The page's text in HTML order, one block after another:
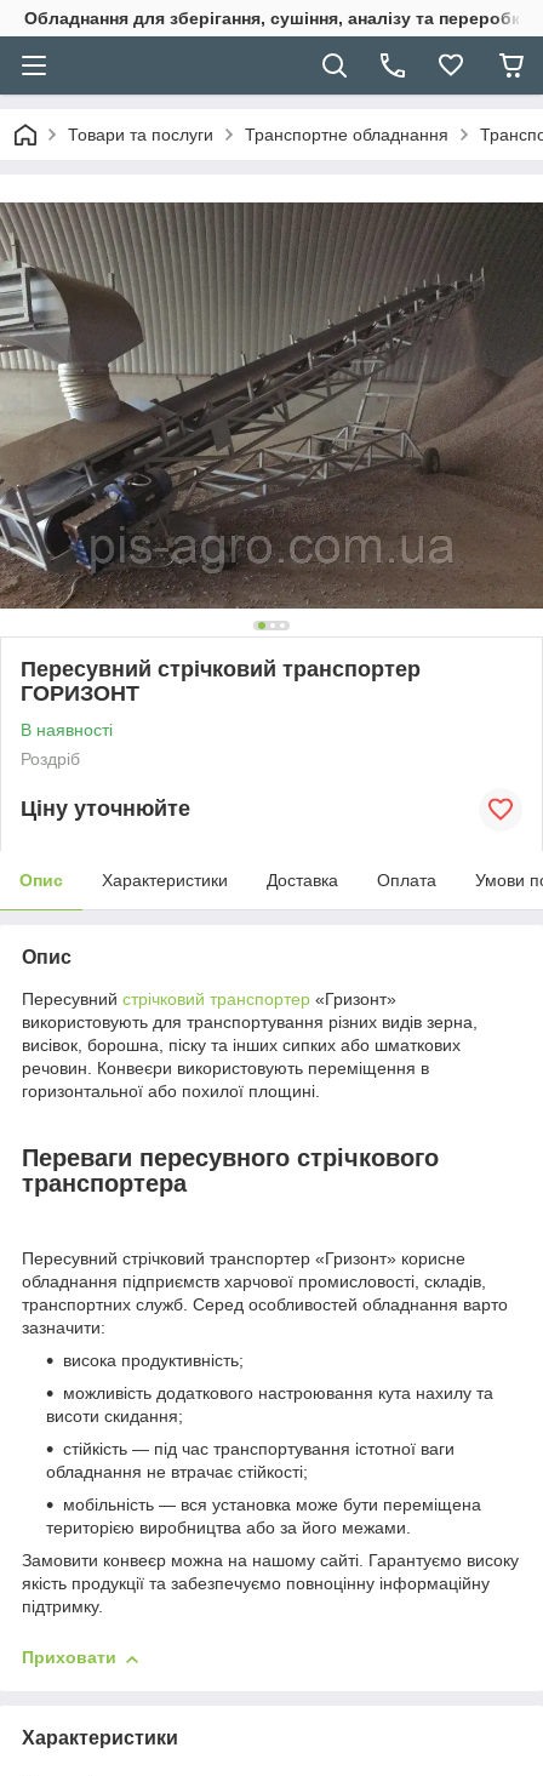
Обладнання для зберігання, сушіння, аналізу та переробки
Товари та послуги Транспортне обладнання
Пересувний стрічковий транспортер
ГОРИЗОНТ
В наявності
Роздріб
Ціну уточнюйте
Опис Характеристики Доставка Оплата Умови
Опис
Пересувний стрічковий транспортер «Гризонт»
використовують для транспортування різних видів зерна,
висівок, борошна, піску та інших сипких або шматкових
речовин. Конвеєри використовують переміщення в
горизонтальної або похилої площині.
Переваги пересувного стрічкового
транспортера
Пересувний стрічковий транспортер «Гризонт» корисне
обладнання підприємств харчової промисловості, складів,
транспортних служб. Серед особливостей обладнання варто
зазначити:
висока продуктивність;
можливість додаткового настроювання кута нахилу та
висоти скидання;
стійкість — під час транспортування істотної ваги
обладнання не втрачає стійкості;
мобільність — вся установка може бути переміщена
територією виробництва або за його межами.
Замовити конвеєр можна на нашому сайті. Гарантуємо високу
якість продукції та забезпечуємо повноцінну інформаційну
підтримку.
Приховати
Характеристики